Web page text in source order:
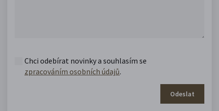
Chci odebírat novinky a souhlasím se
zpracováním osobních údajů.
Odeslat